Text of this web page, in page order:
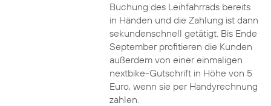
Buchung des Leihfahrrads bereits
in Händen und die Zahlung ist dann
sekundenschnell getätigt. Bis Ende
September profitieren die Kunden
außerdem von einer einmaligen
nextbike-Gutschrift in Höhe von 5
Euro, wenn sie per Handyrechnung
zahlen.